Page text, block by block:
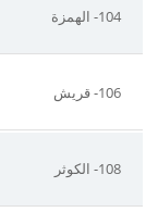
104- الهمزة
106- قريش
108- الكوثر